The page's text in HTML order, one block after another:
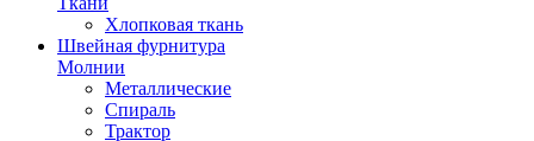
Хлопковая ткань
Швейная фурнитура
Молнии
Металлические
Спираль
Трактор